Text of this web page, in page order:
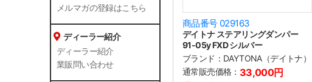
メルマガの登録はこちら
ディーラー紹介
ディーラー紹介
業販問い合わせ
商品番号 029163
デイトナ ステアリングダンパー
91-05y FXD シルバー
ブランド： DAYTONA（デイトナ）
通常販売価格： 33,000円